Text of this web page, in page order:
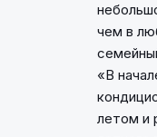
чем в
«В
летом и